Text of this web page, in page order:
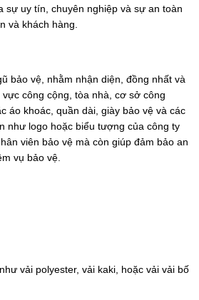
sự uy tín, chuyên nghiệp và sự an toàn
và khách hàng.
bảo vệ, nhằm nhận diện, đồng nhất và
công cộng, tòa nhà, cơ sở công
áo khoác, quần dài, giày bảo vệ và các
như logo hoặc biểu tượng của công ty
viên bảo vệ mà còn giúp đảm bảo an
vụ bảo vệ.
vải polyester, vải kaki, hoặc vải vải bố